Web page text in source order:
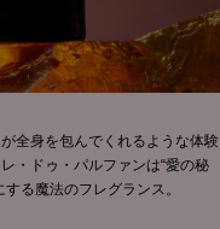
全身を包んでくれるような体験
・ドゥ・パルファンは“愛の秘
る魔法のフレグランス。